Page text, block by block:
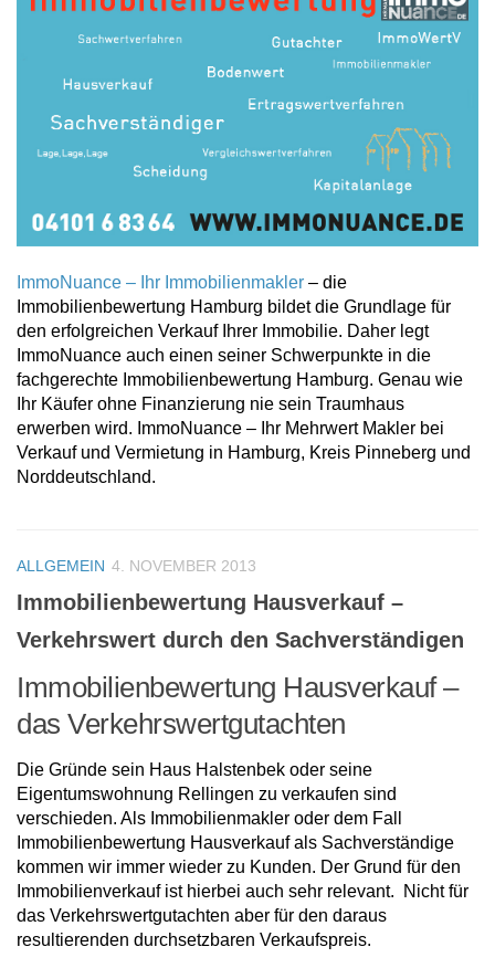
ImmoNuance – Ihr Immobilienmakler – die
Immobilienbewertung Hamburg bildet die Grundlage für
den erfolgreichen Verkauf Ihrer Immobilie. Daher legt
ImmoNuance auch einen seiner Schwerpunkte in die
fachgerechte Immobilienbewertung Hamburg. Genau wie
Ihr Käufer ohne Finanzierung nie sein Traumhaus
erwerben wird. ImmoNuance – Ihr Mehrwert Makler bei
Verkauf und Vermietung in Hamburg, Kreis Pinneberg und
Norddeutschland.
ALLGEMEIN 4. NOVEMBER 2013
Immobilienbewertung Hausverkauf –
Verkehrswert durch den Sachverständigen
Immobilienbewertung Hausverkauf –
das Verkehrswertgutachten
Die Gründe sein Haus Halstenbek oder seine
Eigentumswohnung Rellingen zu verkaufen sind
verschieden. Als Immobilienmakler oder dem Fall
Immobilienbewertung Hausverkauf als Sachverständige
kommen wir immer wieder zu Kunden. Der Grund für den
Immobilienverkauf ist hierbei auch sehr relevant. Nicht für
das Verkehrswertgutachten aber für den daraus
resultierenden durchsetzbaren Verkaufspreis.